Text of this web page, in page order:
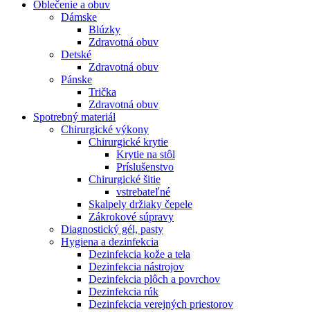
Oblečenie a obuv
Dámske
Blúzky
Zdravotná obuv
Detské
Zdravotná obuv
Pánske
Trička
Zdravotná obuv
Spotrebný materiál
Chirurgické výkony
Chirurgické krytie
Krytie na stôl
Príslušenstvo
Chirurgické šitie
vstrebateľné
Skalpely držiaky čepele
Zákrokové súpravy
Diagnostický gél, pasty
Hygiena a dezinfekcia
Dezinfekcia kože a tela
Dezinfekcia nástrojov
Dezinfekcia plôch a povrchov
Dezinfekcia rúk
Dezinfekcia verejných priestorov